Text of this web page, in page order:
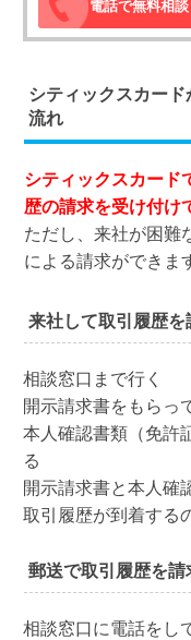
電話で無料相談
シティックスカード
流れ
シティックスカード
歴の請求を受け付け
ただし、来社が困難
による請求ができま
来社して取引履歴を
相談窓口まで行く
開示請求書をもらっ
本人確認書類（免許
る
開示請求書と本人確
取引履歴が到着する
郵送で取引履歴を請
相談窓口に電話をし